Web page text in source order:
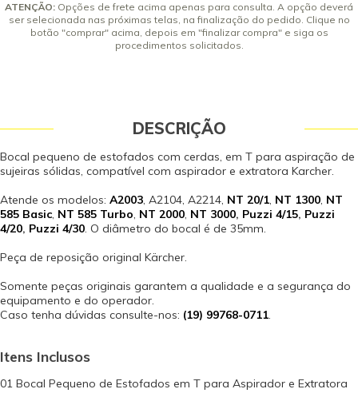
ATENÇÃO: Opções de frete acima apenas para consulta. A opção deverá
ser selecionada nas próximas telas, na finalização do pedido. Clique no
botão "comprar" acima, depois em "finalizar compra" e siga os
procedimentos solicitados.
DESCRIÇÃO
Bocal pequeno de estofados com cerdas, em T para aspiração de
sujeiras sólidas, compatível com aspirador e extratora Karcher.
Atende os modelos: A2003, A2104, A2214, NT 20/1, NT 1300, NT
585 Basic, NT 585 Turbo, NT 2000, NT 3000, Puzzi 4/15, Puzzi
4/20, Puzzi 4/30. O diâmetro do bocal é de 35mm.
Peça de reposição original Kärcher.
Somente peças originais garantem a qualidade e a segurança do
equipamento e do operador.
Caso tenha dúvidas consulte-nos: (19) 99768-0711.
Itens Inclusos
01 Bocal Pequeno de Estofados em T para Aspirador e Extratora